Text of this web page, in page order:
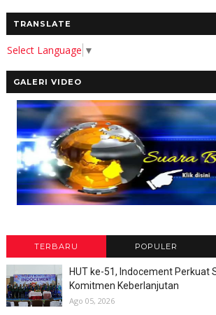
TRANSLATE
Select Language ▼
GALERI VIDEO
TERBARU POPULER
HUT ke-51, Indocement Perkuat
Komitmen Keberlanjutan
Ago 05, 2026